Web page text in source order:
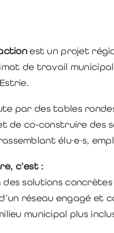
est un projet
de travail
par des tables
de co-construire des
élu·e·s,
c’est :
des solutions
réseau engagé et
municipal plus